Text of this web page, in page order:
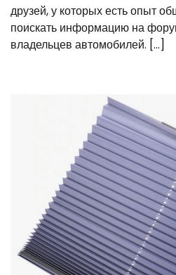
друзей, у которых есть опыт
поискать информацию на
владельцев автомобилей. […]